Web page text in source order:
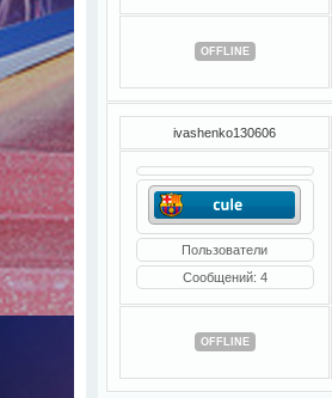
OFFLINE
ivashenko130606
Пользователи
Сообщений: 4
OFFLINE